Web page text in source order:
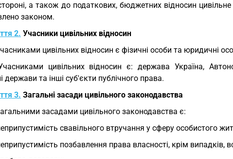
а також до податкових, бюджетних відносин
законом.
2. Учасники цивільних відносин
цивільних відносин є фізичні особи та юридичні
цивільних відносин є: держава Україна,
держави та інші суб'єкти публічного права.
3. Загальні засади цивільного законодавства
засадами цивільного законодавства є:
свавільного втручання у сферу особистого
позбавлення права власності, крім випадків,